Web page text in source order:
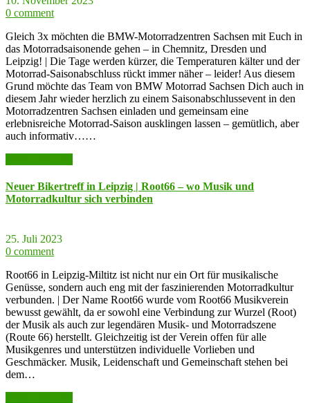
0 comment
Gleich 3x möchten die BMW-Motorradzentren Sachsen mit Euch in
das Motorradsaisonende gehen – in Chemnitz, Dresden und
Leipzig! | Die Tage werden kürzer, die Temperaturen kälter und der
Motorrad-Saisonabschluss rückt immer näher – leider! Aus diesem
Grund möchte das Team von BMW Motorrad Sachsen Dich auch in
diesem Jahr wieder herzlich zu einem Saisonabschlussevent in den
Motorradzentren Sachsen einladen und gemeinsam eine
erlebnisreiche Motorrad-Saison ausklingen lassen – gemütlich, aber
auch informativ……
Neuer Bikertreff in Leipzig | Root66 – wo Musik und
Motorradkultur sich verbinden
25. Juli 2023
0 comment
Root66 in Leipzig-Miltitz ist nicht nur ein Ort für musikalische
Genüsse, sondern auch eng mit der faszinierenden Motorradkultur
verbunden. | Der Name Root66 wurde vom Root66 Musikverein
bewusst gewählt, da er sowohl eine Verbindung zur Wurzel (Root)
der Musik als auch zur legendären Musik- und Motorradszene
(Route 66) herstellt. Gleichzeitig ist der Verein offen für alle
Musikgenres und unterstützen individuelle Vorlieben und
Geschmäcker. Musik, Leidenschaft und Gemeinschaft stehen bei
dem…